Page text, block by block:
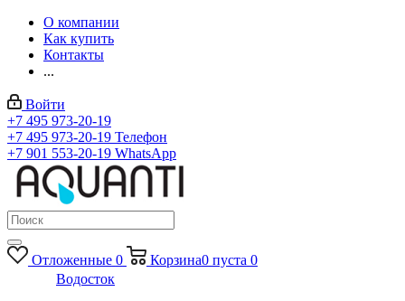
О компании
Как купить
Контакты
...
Войти
+7 495 973-20-19
+7 495 973-20-19 Телефон
+7 901 553-20-19 WhatsApp
Отложенные 0 Корзина0 пуста 0
Водосток